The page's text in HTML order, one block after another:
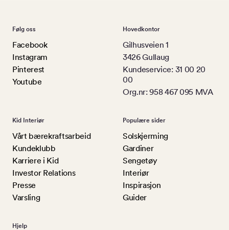
Følg oss
Facebook
Instagram
Pinterest
Youtube
Hovedkontor
Gilhusveien 1
3426 Gullaug
Kundeservice: 31 00 20
00
Org.nr: 958 467 095 MVA
Kid Interiør
Vårt bærekraftsarbeid
Kundeklubb
Karriere i Kid
Investor Relations
Presse
Varsling
Populære sider
Solskjerming
Gardiner
Sengetøy
Interiør
Inspirasjon
Guider
Hjelp